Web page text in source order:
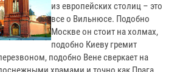
из европейских столиц – это
все о Вильнюсе. Подобно
Москве он стоит на холмах,
подобно Киеву гремит
подобно Вене сверкает на